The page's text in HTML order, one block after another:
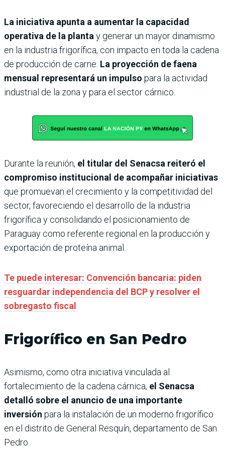
La iniciativa apunta a aumentar la capacidad
operativa de la planta y generar un mayor dinamismo
en la industria frigorífica, con impacto en toda la cadena
de producción de carne. La proyección de faena
mensual representará un impulso para la actividad
industrial de la zona y para el sector cárnico.
Durante la reunión, el titular del Senacsa reiteró el
compromiso institucional de acompañar iniciativas
que promuevan el crecimiento y la competitividad del
sector, favoreciendo el desarrollo de la industria
frigorífica y consolidando el posicionamiento de
Paraguay como referente regional en la producción y
exportación de proteína animal.
Te puede interesar: Convención bancaria: piden
resguardar independencia del BCP y resolver el
sobregasto fiscal
Frigorífico en San Pedro
Asimismo, como otra iniciativa vinculada al
fortalecimiento de la cadena cárnica, el Senacsa
detalló sobre el anuncio de una importante
inversión para la instalación de un moderno frigorífico
en el distrito de General Resquín, departamento de San
Pedro.